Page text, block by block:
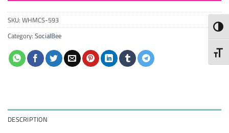
SKU:WHMCS-593
Category:SocialBee
DESCRIPTION